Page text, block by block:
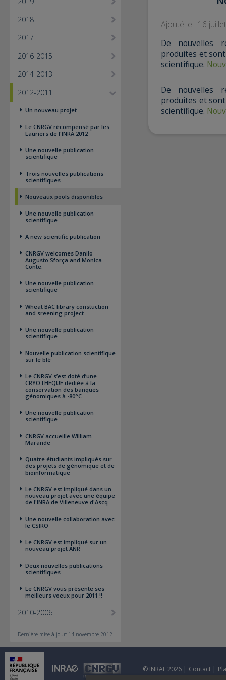
2018
2017
2016-2015
2014-2013
2012-2011
Un nouveau projet
Le CNRGV récompensé par les
Lauriers de l'INRA 2012
Une nouvelle publication
scientifique
Trois nouvelles publications
scientifiques
Nouveaux pools disponibles
Une nouvelle publication
scientifique
A new scientific publication
CNRGV welcomes Danilo
Augusto Sforça and Monica
Conte.
Une nouvelle publication
scientifique
Wheat BAC library constuction
and sreening project
Une nouvelle publication
scientifique
Nouvelle publication scientifique
sur le blé
Le CNRGV s’est doté d’une
CRYOTHEQUE dédiée à la
conservation des banques
génomiques à -80°C.
Une nouvelle publication
scientifique
CNRGV accueille William
Marande
Quatre étudiants impliqués sur
des projets de génomique et de
bioinformatique
Le CNRGV est impliqué dans un
nouveau projet avec une équipe
de l'INRA de Villeneuve d'Ascq.
Une nouvelle collaboration avec
le CSIRO
Le CNRGV est impliqué sur un
nouveau projet ANR
Deux nouvelles publications
scientifiques
Le CNRGV vous présente ses
meilleurs voeux pour 2011 !!
2010-2006
Dernière mise à jour: 14 novembre 2012
Ajouté le : 16
De nouvelles
produites et
scientifique.
De nouvelles
produites et
scientifique.
© INRAE 2026 | Contact |